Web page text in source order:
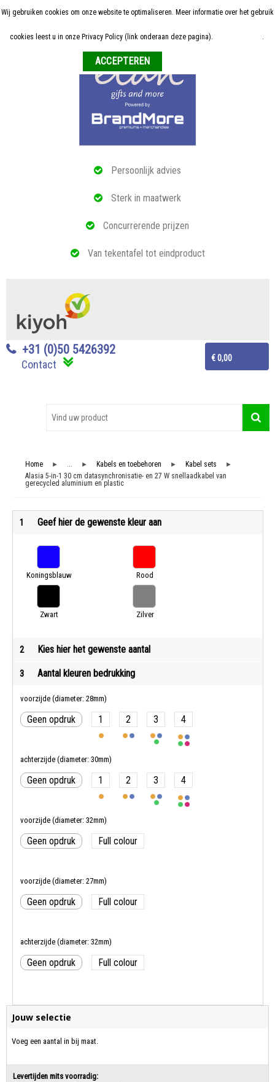
Persoonlijk advies
Sterk in maatwerk
Concurrerende prijzen
Van tekentafel tot eindproduct
€ 0,00
+31 (0)50 5426392
Contact
Home
ALLE RELATIEGESCHENKEN
Home ► ... ► Kabels en toebehoren ► Kabel sets ►
Alasia 5-in-1 30 cm datasynchronisatie- en 27 W snellaadkabel van
gerecycled aluminium en plastic
1 Geef hier de gewenste kleur aan
Koningsblauw Rood
Zwart Zilver
2 Kies hier het gewenste aantal
3 Aantal kleuren bedrukking
voorzijde (diameter: 28mm)
Geen opdruk 1 2 3 4
achterzijde (diameter: 30mm)
Geen opdruk 1 2 3 4
voorzijde (diameter: 32mm)
Geen opdruk Full colour
voorzijde (diameter: 27mm)
Geen opdruk Full colour
achterzijde (diameter: 32mm)
Geen opdruk Full colour
Jouw selectie
Voeg een aantal in bij maat.
Levertijden mits voorradig:
Wij gebruiken cookies om onze website te optimaliseren. Meer informatie over het gebruik
cookies leest u in onze Privacy Policy (link onderaan deze pagina). .